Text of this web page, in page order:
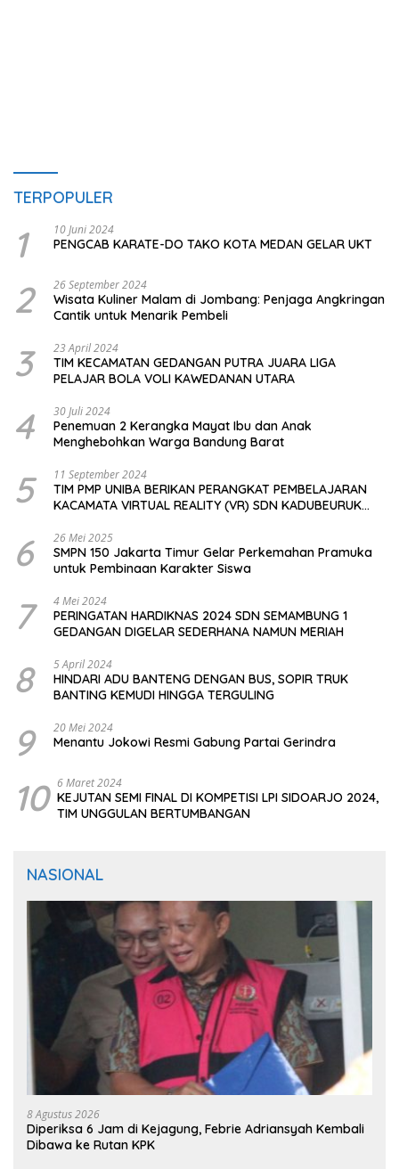
TERPOPULER
1 10 Juni 2024
PENGCAB KARATE-DO TAKO KOTA MEDAN GELAR UKT
2 26 September 2024
Wisata Kuliner Malam di Jombang: Penjaga Angkringan
Cantik untuk Menarik Pembeli
3 23 April 2024
TIM KECAMATAN GEDANGAN PUTRA JUARA LIGA
PELAJAR BOLA VOLI KAWEDANAN UTARA
4 30 Juli 2024
Penemuan 2 Kerangka Mayat Ibu dan Anak
Menghebohkan Warga Bandung Barat
5 11 September 2024
TIM PMP UNIBA BERIKAN PERANGKAT PEMBELAJARAN
KACAMATA VIRTUAL REALITY (VR) SDN KADUBEURUK
6 26 Mei 2025
SMPN 150 Jakarta Timur Gelar Perkemahan Pramuka
untuk Pembinaan Karakter Siswa
7 4 Mei 2024
PERINGATAN HARDIKNAS 2024 SDN SEMAMBUNG 1
GEDANGAN DIGELAR SEDERHANA NAMUN MERIAH
8 5 April 2024
HINDARI ADU BANTENG DENGAN BUS, SOPIR TRUK
BANTING KEMUDI HINGGA TERGULING
9 20 Mei 2024
Menantu Jokowi Resmi Gabung Partai Gerindra
10 6 Maret 2024
KEJUTAN SEMI FINAL DI KOMPETISI LPI SIDOARJO 2024,
TIM UNGGULAN BERTUMBANGAN
NASIONAL
8 Agustus 2026
Diperiksa 6 Jam di Kejagung, Febrie Adriansyah Kembali
Dibawa ke Rutan KPK